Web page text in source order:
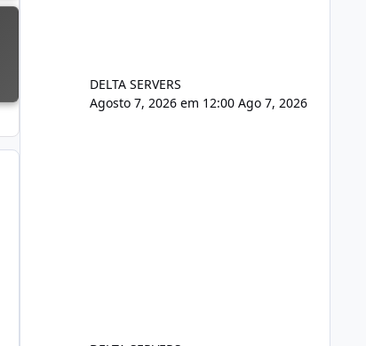
DELTA SERVERS
Agosto 7, 2026 em 12:00 Ago 7, 2026